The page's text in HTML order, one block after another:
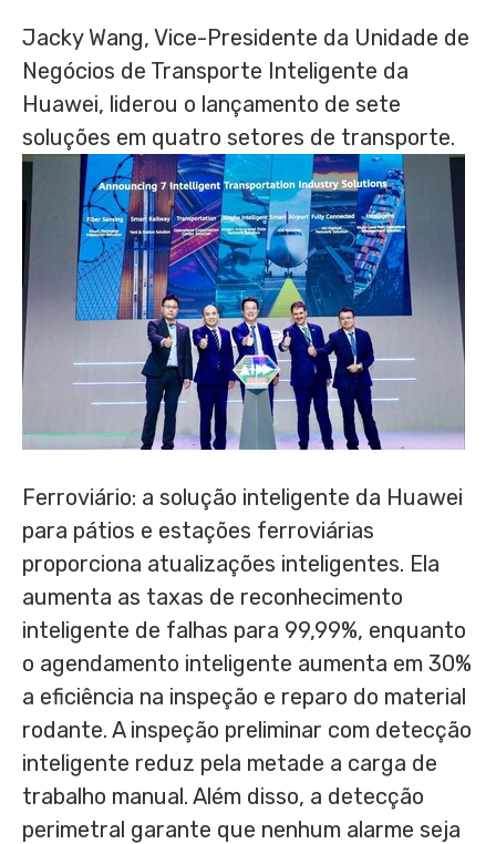
Jacky Wang, Vice-Presidente da Unidade de
Negócios de Transporte Inteligente da
Huawei, liderou o lançamento de sete
soluções em quatro setores de transporte.
Ferroviário: a solução inteligente da Huawei
para pátios e estações ferroviárias
proporciona atualizações inteligentes. Ela
aumenta as taxas de reconhecimento
inteligente de falhas para 99,99%, enquanto
o agendamento inteligente aumenta em 30%
a eficiência na inspeção e reparo do material
rodante. A inspeção preliminar com detecção
inteligente reduz pela metade a carga de
trabalho manual. Além disso, a detecção
perimetral garante que nenhum alarme seja